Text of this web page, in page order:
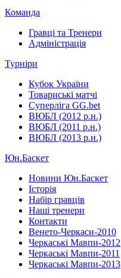
Команда
Гравці та Тренери
Адміністрація
Турніри
Кубок України
Товариські матчі
Суперліга GG.bet
ВЮБЛ (2012 р.н.)
ВЮБЛ (2011 р.н.)
ВЮБЛ (2013 р.н.)
Юн.Баскет
Новини Юн.Баскет
Історія
Набір гравців
Наші тренери
Контакти
Венето-Черкаси-2010
Черкаські Мавпи-2012
Черкаські Мавпи-2011
Черкаські Мавпи-2013